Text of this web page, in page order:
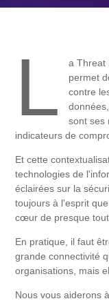
L
a Threat
permet
contre
données,
sont ses
indicateurs de
Et cette
technologies de
éclairées sur la
toujours à l'esprit
cœur de presque
En pratique, il faut
grande connectivité
organisations, mais
Nous vous aiderons